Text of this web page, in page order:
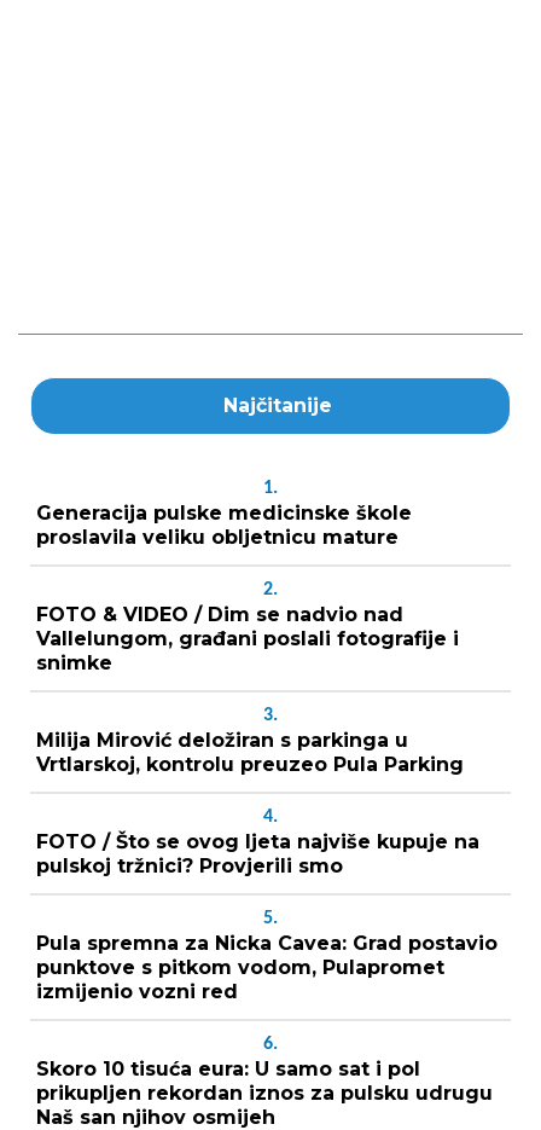
Najčitanije
1.
Generacija pulske medicinske škole
proslavila veliku obljetnicu mature
2.
FOTO & VIDEO / Dim se nadvio nad
Vallelungom, građani poslali fotografije i
snimke
3.
Milija Mirović deložiran s parkinga u
Vrtlarskoj, kontrolu preuzeo Pula Parking
4.
FOTO / Što se ovog ljeta najviše kupuje na
pulskoj tržnici? Provjerili smo
5.
Pula spremna za Nicka Cavea: Grad postavio
punktove s pitkom vodom, Pulapromet
izmijenio vozni red
6.
Skoro 10 tisuća eura: U samo sat i pol
prikupljen rekordan iznos za pulsku udrugu
Naš san njihov osmijeh